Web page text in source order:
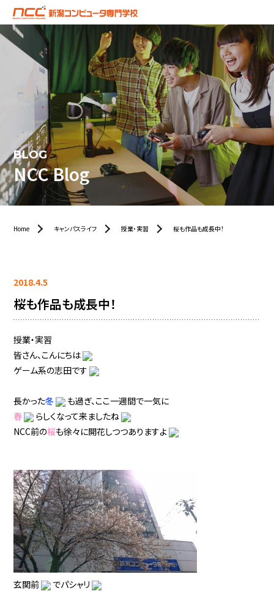
BLOG
NCC Blog
Home キャンパスライフ 授業・実習 桜も作品も成長中！
2018.4.5
桜も作品も成長中！
授業・実習
皆さん、こんにちは
ゲーム系の志田です
長かった冬
も過ぎ、ここ一週間で一気に
春
らしくなって来ましたね
NCC前の桜も徐々に開花しつつありますよ
玄関前 でパシャリ